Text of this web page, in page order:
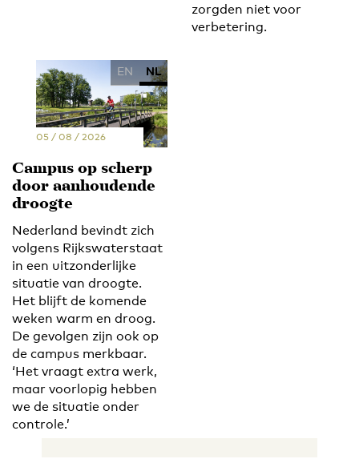
zorgden niet voor
verbetering.
EN NL
05 / 08 / 2026
Campus op scherp
door aanhoudende
droogte
Nederland bevindt zich
volgens Rijkswaterstaat
in een uitzonderlijke
situatie van droogte.
Het blijft de komende
weken warm en droog.
De gevolgen zijn ook op
de campus merkbaar.
‘Het vraagt extra werk,
maar voorlopig hebben
we de situatie onder
controle.’